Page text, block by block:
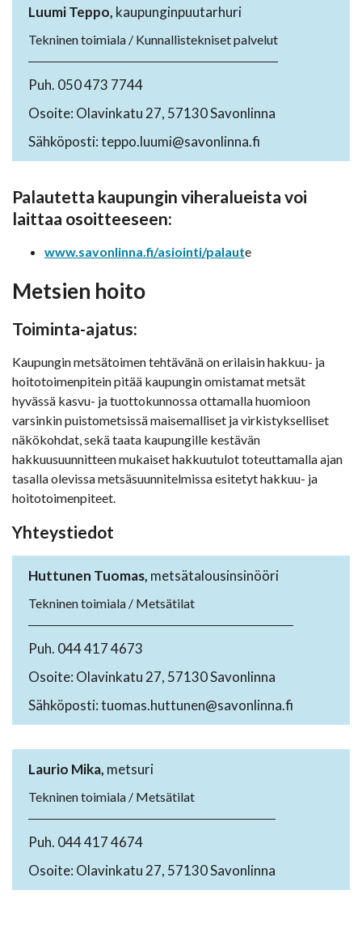
Luumi Teppo, kaupunginpuutarhuri
Tekninen toimiala / Kunnallistekniset palvelut
Puh. 050 473 7744
Osoite: Olavinkatu 27, 57130 Savonlinna
Sähköposti: teppo.luumi@savonlinna.fi
Palautetta kaupungin viheralueista voi
laittaa osoitteeseen:
www.savonlinna.fi/asiointi/palaute
Metsien hoito
Toiminta-ajatus:
Kaupungin metsätoimen tehtävänä on erilaisin hakkuu- ja
hoitotoimenpitein pitää kaupungin omistamat metsät
hyvässä kasvu- ja tuottokunnossa ottamalla huomioon
varsinkin puistometsissä maisemalliset ja virkistykselliset
näkökohdat, sekä taata kaupungille kestävän
hakkuusuunnitteen mukaiset hakkuutulot toteuttamalla ajan
tasalla olevissa metsäsuunnitelmissa esitetyt hakkuu- ja
hoitotoimenpiteet.
Yhteystiedot
Huttunen Tuomas, metsätalousinsinööri
Tekninen toimiala / Metsätilat
Puh. 044 417 4673
Osoite: Olavinkatu 27, 57130 Savonlinna
Sähköposti: tuomas.huttunen@savonlinna.fi
Laurio Mika, metsuri
Tekninen toimiala / Metsätilat
Puh. 044 417 4674
Osoite: Olavinkatu 27, 57130 Savonlinna